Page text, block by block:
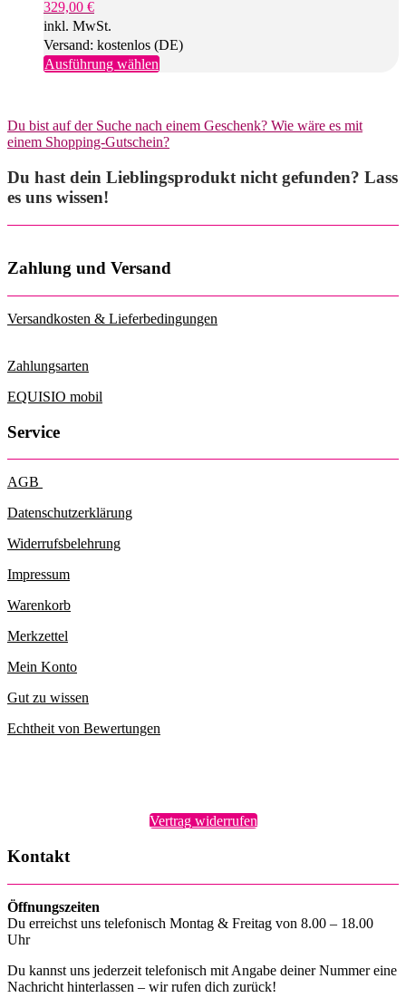
329,00 €
inkl. MwSt.
Versand: kostenlos (DE)
Ausführung wählenDieses
Varianten
auf.
Optionen
der
gewählt
werden
Du bist auf der Suche nach einem Geschenk? Wie wäre es mit
einem Shopping-Gutschein?
Du hast dein Lieblingsprodukt nicht gefunden? Lass
es uns wissen!
Zahlung und Versand
Versandkosten & Lieferbedingungen
Zahlungsarten
EQUISIO mobil
Service
AGB
Datenschutzerklärung
Widerrufsbelehrung
Impressum
Warenkorb
Merkzettel
Mein Konto
Gut zu wissen
Echtheit von Bewertungen
Vertrag widerrufen
Kontakt
Öffnungszeiten
Du erreichst uns telefonisch Montag & Freitag von 8.00 – 18.00
Uhr
Du kannst uns jederzeit telefonisch mit Angabe deiner Nummer eine
Nachricht hinterlassen – wir rufen dich zurück!